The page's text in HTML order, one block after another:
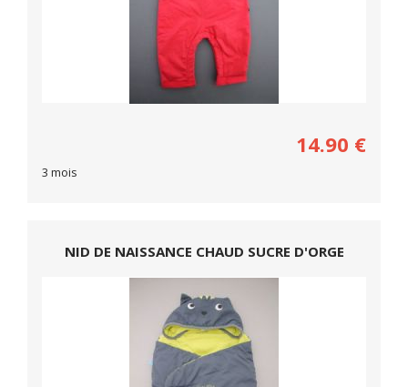
14.90 €
3 mois
NID DE NAISSANCE CHAUD SUCRE D'ORGE